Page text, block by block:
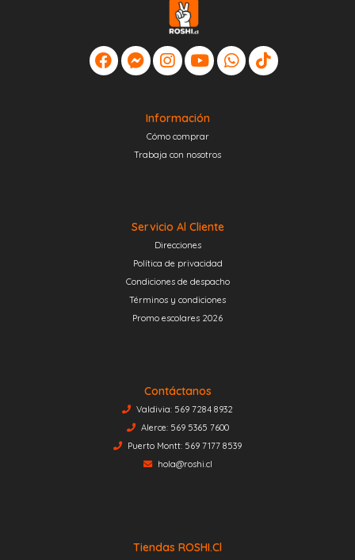
Información
Cómo comprar
Trabaja con nosotros
Servicio Al Cliente
Direcciones
Política de privacidad
Condiciones de despacho
Términos y condiciones
Promo escolares 2026
Contáctanos
Valdivia: 569 7284 8932
Alerce: 569 5365 7600
Puerto Montt: 569 7177 8539
hola@roshi.cl
Tiendas ROSHI.cl